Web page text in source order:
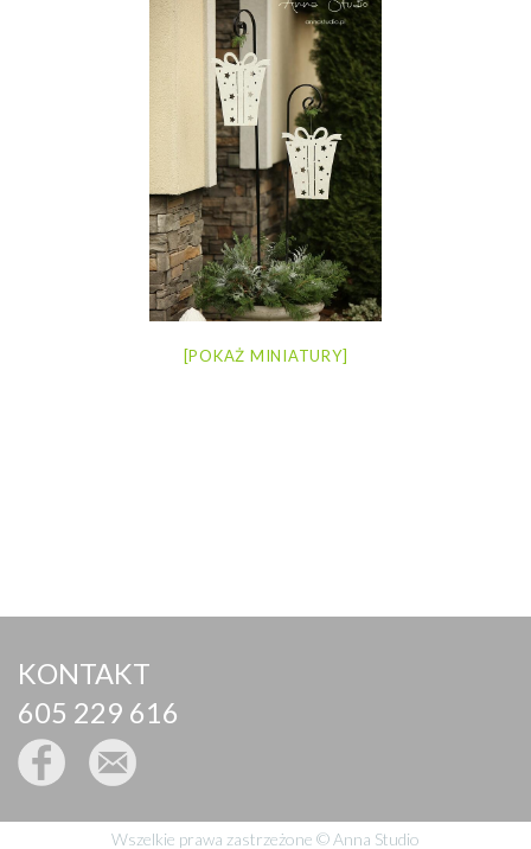
[POKAŻ MINIATURY]
KONTAKT
605 229 616
Wszelkie prawa zastrzeżone © Anna Studio